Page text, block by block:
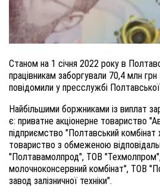
Станом на 1 січня 2022 року в
працівникам заборгували 70,4 млн грн
повідомили у пресслужбі
Найбільшими боржниками із виплат
є: приватне акціонерне товариство
підприємство "Полтавський комбінат
товариство з обмеженою
"Полтавамолпрод", ТОВ
молочноконсервний комбінат", ТОВ
завод залізничної техніки".